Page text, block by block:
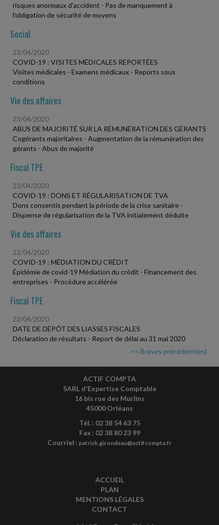
risques anormaux d'accident - Pas de manquement à
l'obligation de sécurité de moyens
Social
23/04/2020
COVID-19 : VISITES MÉDICALES REPORTÉES
Visites médicales - Examens médicaux - Reports sous
conditions
Vie des affaires
23/04/2020
ABUS DE MAJORITÉ SUR LA RÉMUNÉRATION DES GÉRANTS
Cogérants majoritaires - Augmentation de la rémunération des
gérants - Abus de majorité
Fiscal TPE
23/04/2020
COVID-19 : DONS ET RÉGULARISATION DE TVA
Dons consentis pendant la période de la crise sanitaire -
Dispense de régularisation de la TVA initialement déduite
Vie des affaires
22/04/2020
COVID-19 : MÉDIATION DU CRÉDIT
Épidémie de covid-19 Médiation du crédit - Financement des
entreprises - Procédure accélérée
Fiscal TPE
22/04/2020
DATE DE DÉPÔT DES LIASSES FISCALES
Déclaration de résultats - Report de délai au 31 mai 2020
<< Brèves précédent(es)
ACTIF COMPTA
SARL d'Expertise Comptable
16 bis rue des Murlins
45000 Orléans
Tél. : 02 38 54 63 75
Fax : 02 38 80 23 99
Courriel : patrick.girondeau@actifcompta.fr
ACCUEIL
PLAN
MENTIONS LÉGALES
CONTACT